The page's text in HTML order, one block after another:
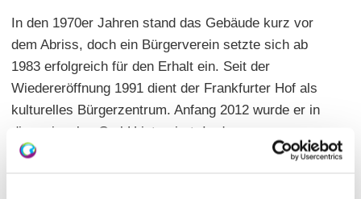
In den 1970er Jahren stand das Gebäude kurz vor
dem Abriss, doch ein Bürgerverein setzte sich ab
1983 erfolgreich für den Erhalt ein. Seit der
Wiedereröffnung 1991 dient der Frankfurter Hof als
kulturelles Bürgerzentrum. Anfang 2012 wurde er in
die mainzplus GmbH integriert. In den vergangenen
30 Jahren fanden hier über 10.000 Veranstaltungen